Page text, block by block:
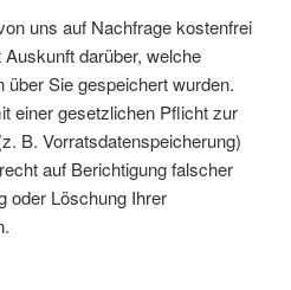
uns auf Nachfrage kostenfrei
darüber, welche
Sie gespeichert wurden.
einer gesetzlichen Pflicht zur
B. Vorratsdatenspeicherung)
auf Berichtigung falscher
oder Löschung Ihrer